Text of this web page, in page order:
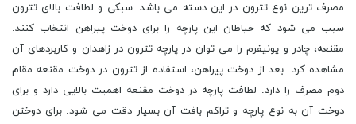
مصرف ‌ترین نوع تترون در این دسته می ‌باشد. سبکی و لطافت بالای تترون
سبب می‌ شود که خیاطان این پارچه را برای دوخت پیراهن انتخاب کنند.
مقنعه، چادر و یونیفرم را می توان در پارچه تترون در زاهدان و کاربردهای آن
مشاهده کرد. بعد از دوخت پیراهن، استفاده از تترون در دوخت مقنعه مقام
دوم مصرف را دارد. لطافت پارچه در دوخت مقنعه اهمیت بالایی دارد و برای
دوخت آن به نوع پارچه و تراکم بافت آن بسیار دقت می‌ شود. برای دوختن